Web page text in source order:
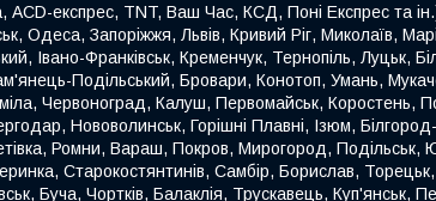
експрес, TNT, Ваш Час, КСД, Поні Експрес та
Одеса, Запоріжжя, Львів, Кривий Ріг, Миколаїв,
Івано-Франківськ, Кременчук, Тернопіль, Луцьк,
Подільський, Бровари, Конотоп, Умань,
Червоноград, Калуш, Первомайськ, Коростень,
Нововолинськ, Горішні Плавні, Ізюм,
Ромни, Вараш, Покров, Мирогород,
Старокостянтинів, Самбір, Борислав, Торецьк,
Буча, Чортків, Балаклія, Трускавець,